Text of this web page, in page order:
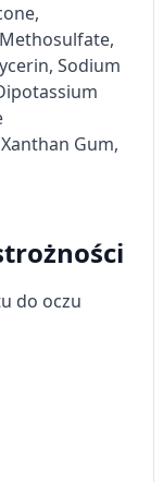
Sodium
Gum,
do oczu